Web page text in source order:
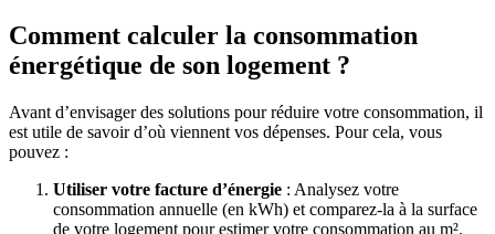
Comment calculer la consommation
énergétique de son logement ?
Avant d’envisager des solutions pour réduire votre consommation, il
est utile de savoir d’où viennent vos dépenses. Pour cela, vous
pouvez :
Utiliser votre facture d’énergie : Analysez votre
consommation annuelle (en kWh) et comparez-la à la surface
de votre logement pour estimer votre consommation au m².